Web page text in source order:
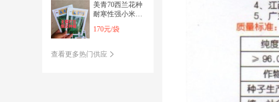
美青70西兰花种
耐寒性强小米粒
需打岔产量高
170元/袋
查看更多热门供应